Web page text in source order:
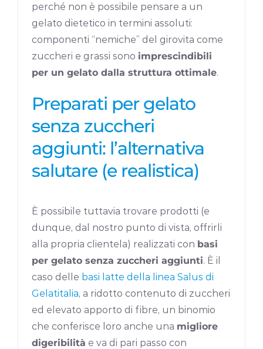
perché non è possibile pensare a un
gelato dietetico in termini assoluti:
componenti “nemiche” del girovita come
zuccheri e grassi sono imprescindibili
per un gelato dalla struttura ottimale.
Preparati per gelato
senza zuccheri
aggiunti: l’alternativa
salutare (e realistica)
È possibile tuttavia trovare prodotti (e
dunque, dal nostro punto di vista, offrirli
alla propria clientela) realizzati con basi
per gelato senza zuccheri aggiunti. È il
caso delle basi latte della linea Salus di
Gelatitalia, a ridotto contenuto di zuccheri
ed elevato apporto di fibre, un binomio
che conferisce loro anche una migliore
digeribilità e va di pari passo con